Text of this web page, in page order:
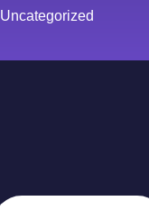
Uncategorized